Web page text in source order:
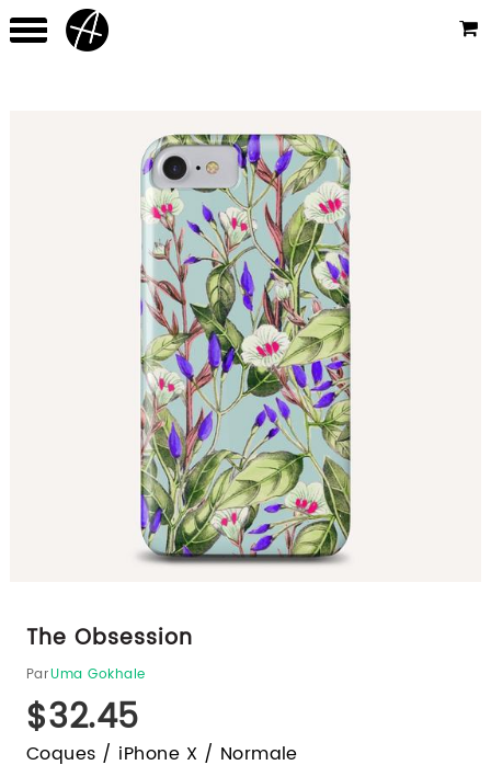
The Obsession
ParUma Gokhale
$32.45
Coques / iPhone X / Normale